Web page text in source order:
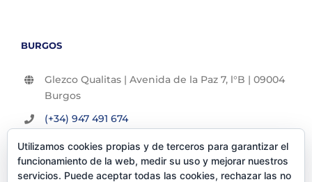
BURGOS
Glezco Qualitas | Avenida de la Paz 7, l°B | 09004
Burgos
(+34) 947 491 674
info@glezco.com
Utilizamos cookies propias y de terceros para garantizar el
funcionamiento de la web, medir su uso y mejorar nuestros
servicios. Puede aceptar todas las cookies, rechazar las no